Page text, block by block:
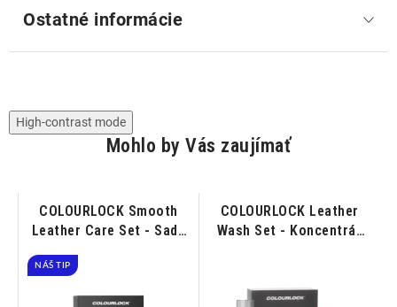
Ostatné informácie
High-contrast mode
Mohlo by Vás zaujímať
COLOURLOCK Smooth
Leather Care Set - Sada
kožu od 3 rokov
NÁŠ TIP
COLOURLOCK Leather
Wash Set - Koncentrát